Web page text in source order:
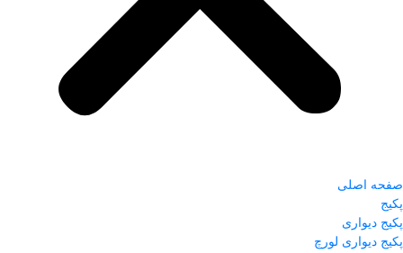
صفحه اصلی
پکیج
پکیج دیواری
پکیج دیواری لورچ